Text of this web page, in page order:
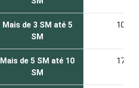
Mais de 3 SM até 5
SM
10
Mais de 5 SM até 10
SM
17